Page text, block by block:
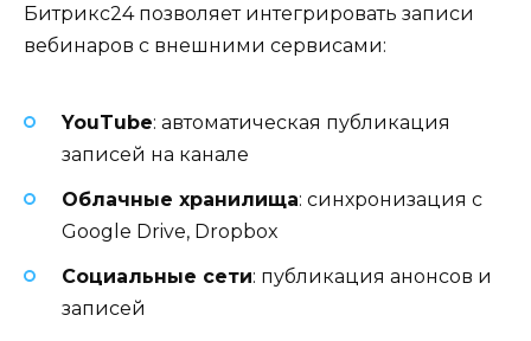
Битрикс24 позволяет интегрировать записи
вебинаров с внешними сервисами:
YouTube: автоматическая публикация
записей на канале
Облачные хранилища: синхронизация с
Google Drive, Dropbox
Социальные сети: публикация анонсов и
записей